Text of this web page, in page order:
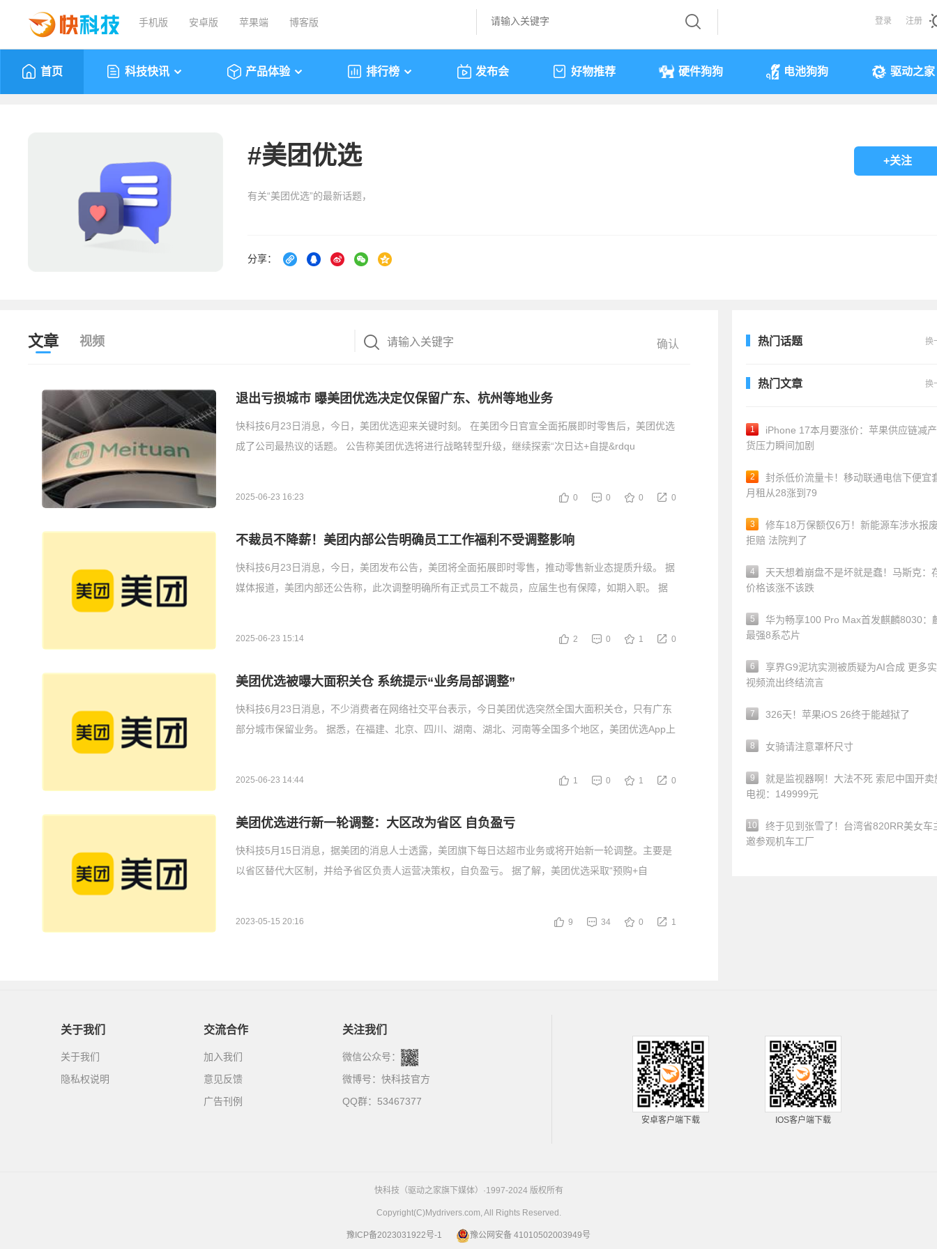
手机版 安卓版 苹果端 博客版 登录 注册
首页 科技快讯 产品体验 排行榜 发布会 好物推荐 硬件狗狗 电池狗狗 驱动之家
#美团优选
有关“美团优选”的最新话题，
分享：
+关注
文章 视频
退出亏损城市 曝美团优选决定仅保留广东、杭州等地业务
快科技6月23日消息，今日，美团优选迎来关键时刻。 在美团今日官宣全面拓展即时零售后，美团优选
成了公司最热议的话题。 公告称美团优选将进行战略转型升级，继续探索“次日达+自提&rdqu
2025-06-23 16:23 0 0 0 0
不裁员不降薪！美团内部公告明确员工工作福利不受调整影响
快科技6月23日消息，今日，美团发布公告，美团将全面拓展即时零售，推动零售新业态提质升级。 据
媒体报道，美团内部还公告称，此次调整明确所有正式员工不裁员，应届生也有保障，如期入职。 据
2025-06-23 15:14 2 0 1 0
美团优选被曝大面积关仓 系统提示“业务局部调整”
快科技6月23日消息，不少消费者在网络社交平台表示，今日美团优选突然全国大面积关仓，只有广东
部分城市保留业务。 据悉，在福建、北京、四川、湖南、湖北、河南等全国多个地区，美团优选App上
2025-06-23 14:44 1 0 1 0
美团优选进行新一轮调整：大区改为省区 自负盈亏
快科技5月15日消息，据美团的消息人士透露，美团旗下每日达超市业务或将开始新一轮调整。主要是
以省区替代大区制，并给予省区负责人运营决策权，自负盈亏。 据了解，美团优选采取“预购+自
2023-05-15 20:16 9 34 0 1
热门话题 换
热门文章 换
1
iPhone 17本月要涨价：苹果供应链减
货压力瞬间加剧
2
封杀低价流量卡！移动联通电信下便宜
月租从28涨到79
3
修车18万保额仅6万！新能源车涉水报
拒赔 法院判了
4
天天想着崩盘不是坏就是蠢！马斯克：
价格该涨不该跌
5
华为畅享100 Pro Max首发麒麟8030：
最强8系芯片
6
享界G9泥坑实测被质疑为AI合成 更多
视频流出终结流言
7 326天！苹果iOS 26终于能越狱了
8 女骑请注意罩杯尺寸
9
就是监视器啊！大法不死 索尼中国开卖
电视：149999元
10
终于见到张雪了！台湾省820RR美女车
邀参观机车工厂
关于我们
关于我们
隐私权说明
交流合作
加入我们
意见反馈
广告刊例
关注我们
微信公众号：
微博号： 快科技官方
QQ群：53467377
安卓客户端下载 IOS客户端下载
快科技（驱动之家旗下媒体）·1997-2024 版权所有
Copyright(C)Mydrivers.com, All Rights Reserved.
豫ICP备2023031922号-1 豫公网安备 41010502003949号